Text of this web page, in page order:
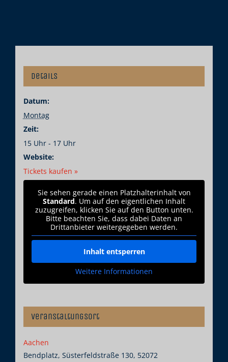
Details
Datum:
Montag
Zeit:
15 Uhr - 17 Uhr
Website:
Tickets kaufen »
Veranstaltungsort
Aachen
Bendplatz, Süsterfeldstraße 130, 52072
Sie sehen gerade einen Platzhalterinhalt von
Standard. Um auf den eigentlichen Inhalt
zuzugreifen, klicken Sie auf den Button unten.
Bitte beachten Sie, dass dabei Daten an
Drittanbieter weitergegeben werden.
Inhalt entsperren
Weitere Informationen